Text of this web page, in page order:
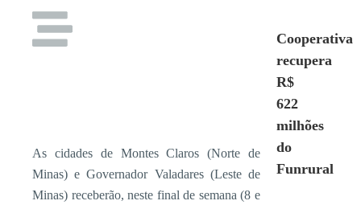
As cidades de Montes Claros (Norte de
Minas) e Governador Valadares (Leste de
Minas) receberão, neste final de semana (8 e
Cooperativa
recupera
R$
622
milhões
do
Funrural